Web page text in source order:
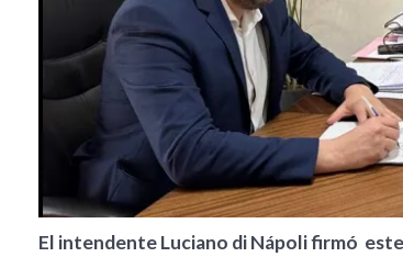
El intendente Luciano di Nápoli firmó